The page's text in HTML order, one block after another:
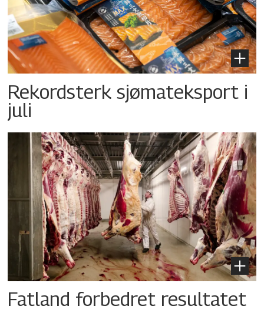
Rekordsterk sjømateksport i
juli
Fatland forbedret resultatet